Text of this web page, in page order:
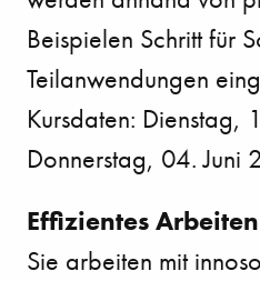
Beispielen Schritt für
Teilanwendungen
Kursdaten: Dienstag,
Donnerstag, 04. Juni
Effizientes
Sie arbeiten mit